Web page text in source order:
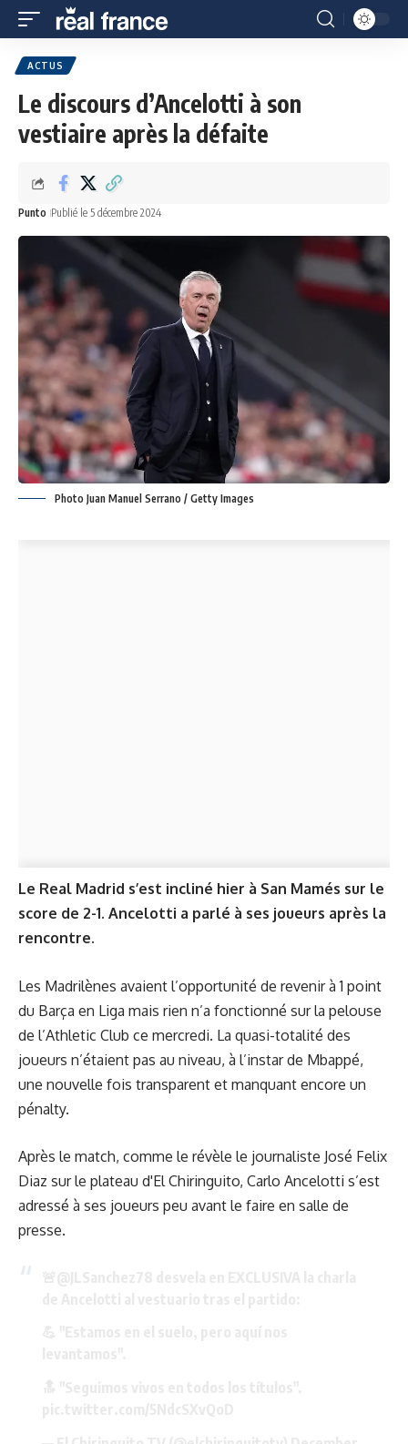
ACTUS
Le discours d’Ancelotti à son
vestiaire après la défaite
Punto Publié le 5 décembre 2024
Photo Juan Manuel Serrano / Getty Images
Le Real Madrid s’est incliné hier à San Mamés sur le
score de 2-1. Ancelotti a parlé à ses joueurs après la
rencontre.
Les Madrilènes avaient l’opportunité de revenir à 1 point
du Barça en Liga mais rien n’a fonctionné sur la pelouse
de l’Athletic Club ce mercredi. La quasi-totalité des
joueurs n’étaient pas au niveau, à l’instar de Mbappé,
une nouvelle fois transparent et manquant encore un
pénalty.
Après le match, comme le révèle le journaliste José Felix
Diaz sur le plateau d'El Chiringuito, Carlo Ancelotti s’est
adressé à ses joueurs peu avant le faire en salle de
presse.